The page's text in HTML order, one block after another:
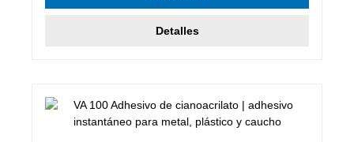
Detalles